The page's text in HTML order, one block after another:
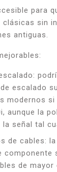
para
clásicas sin
antiguas.
escalado
modernos
aunque la
la señal tal
de cables:
componente
de mayor